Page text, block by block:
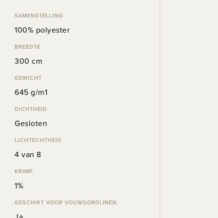
SAMENSTELLING
100% polyester
BREEDTE
300 cm
GEWICHT
645 g/m1
DICHTHEID
Gesloten
LICHTECHTHEID
4 van 8
KRIMP
1%
GESCHIKT VOOR VOUWGORDIJNEN